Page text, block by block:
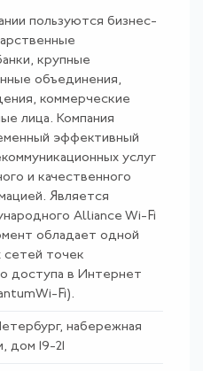
пользуются бизнес-
крупные
объединения,
коммерческие
лица. Компания
эффективный
услуг
и качественного
Является
Alliance Wi-Fi
обладает одной
сетей точек
доступа в Интернет
Fi).
набережная
дом 19-21